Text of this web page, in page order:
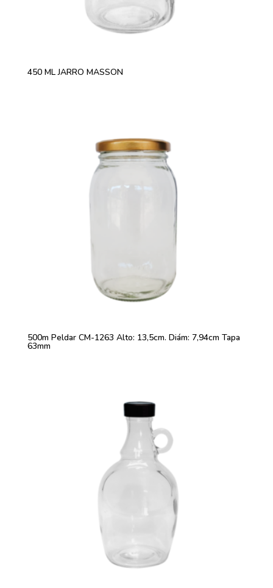
450 ML JARRO MASSON
500m Peldar CM-1263 Alto: 13,5cm. Diám: 7,94cm Tapa
63mm